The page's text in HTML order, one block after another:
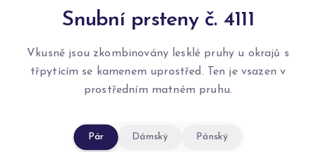
Snubní prsteny č. 4111
Vkusně jsou zkombinovány lesklé pruhy u okrajů s
třpytícím se kamenem uprostřed. Ten je vsazen v
prostředním matném pruhu.
Pár Dámský Pánský